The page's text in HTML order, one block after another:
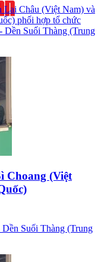
Châu (Việt Nam) và
phối hợp tổ chức
Dền Suối Thàng (Trung
Choang (Việt
Suối Thàng (Trung